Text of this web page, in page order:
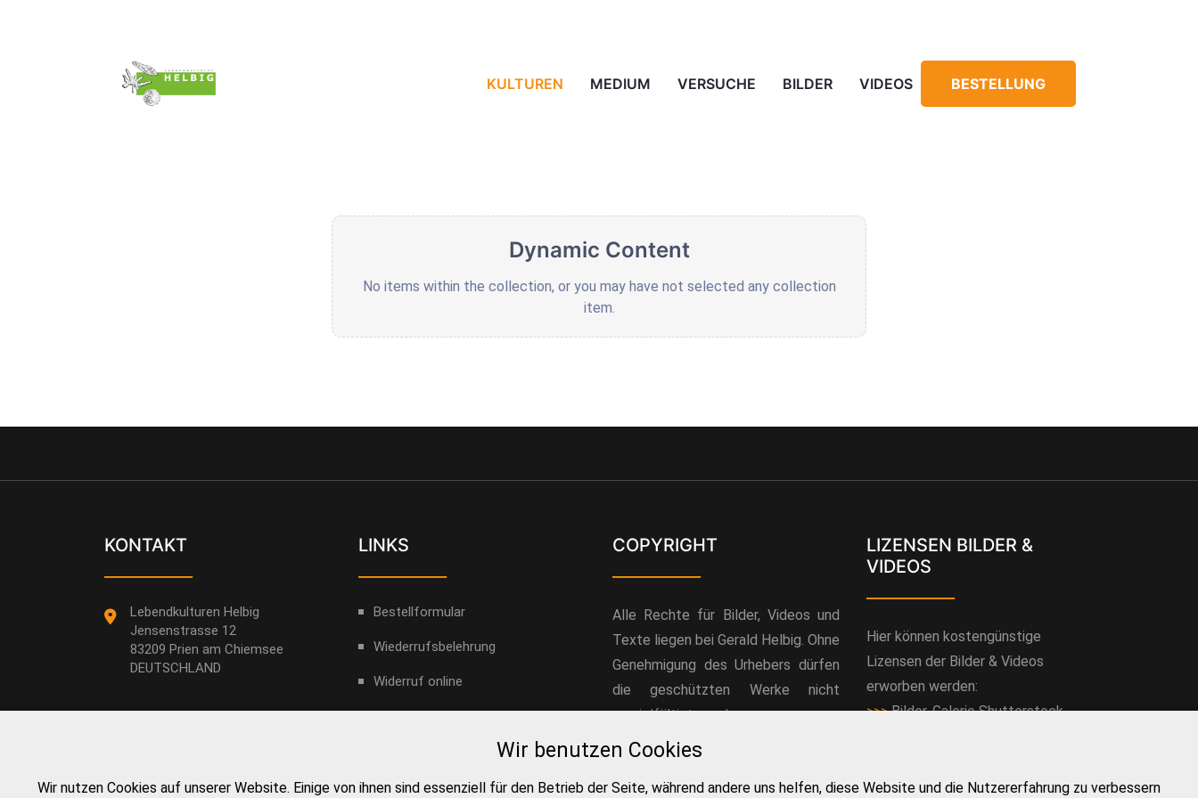
KULTUREN MEDIUM VERSUCHE BILDER VIDEOS BESTELLUNG
Dynamic Content
No items within the collection, or you may have not selected any collection
item.
KONTAKT
Lebendkulturen Helbig
Jensenstrasse 12
83209 Prien am Chiemsee
DEUTSCHLAND
LINKS
Bestellformular
Wiederrufsbelehrung
Widerruf online
Impressum&AGB´s
Datenschutzerklärung
Cookies
COPYRIGHT
Alle Rechte für Bilder, Videos und
Texte liegen bei Gerald Helbig. Ohne
Genehmigung des Urhebers dürfen
die geschützten Werke nicht
vervielfältigt werden.
LIZENSEN BILDER &
VIDEOS
Hier können kostengünstige
Lizensen der Bilder & Videos
erworben werden:
>>>Bilder-Galerie Shutterstock
Wir benutzen Cookies
Wir nutzen Cookies auf unserer Website. Einige von ihnen sind essenziell für den Betrieb der Seite, während andere uns helfen, diese Website und die Nutzererfahrung zu verbessern